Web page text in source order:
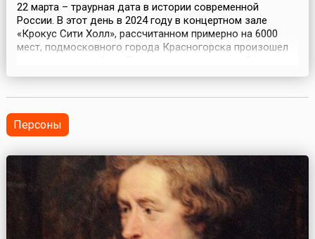
22 марта – траурная дата в истории современной
России. В этот день в 2024 году в концертном зале
«Крокус Сити Холл», рассчитанном примерно на 6000
мест, подмосковного города Красногорска произошел
состояться концерт рок-группы «Пикник», все билеты
войдя в здание, открыли стрельбу из автоматического
оруж...
Персоны